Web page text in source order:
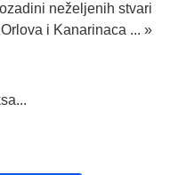
neželjenih stvari
Orlova i Kanarinaca ... »